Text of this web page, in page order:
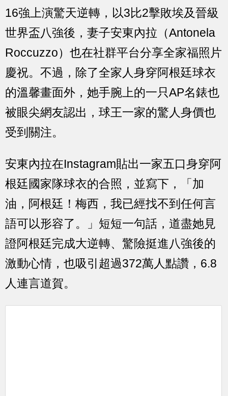
16強上演驚天逆轉，以3比2擊敗埃及晉級
世界盃八強後，妻子安東內拉（Antonela
Roccuzzo）也在社群平台分享全家福照片
慶祝。不過，除了全家人身穿阿根廷球衣
的溫馨畫面外，她手腕上的一只AP名錶也
被眼尖網友認出，球王一家的驚人身價也
受到關注。
安東內拉在Instagram貼出一家五口身穿阿
根廷國家隊球衣的合照，並寫下，「加
油，阿根廷！梅西，我已經找不到任何言
語可以形容了。」短短一句話，道盡她見
證阿根廷完成大逆轉、驚險挺進八強後的
激動心情，也吸引超過372萬人點讚，6.8
人連言道賀。